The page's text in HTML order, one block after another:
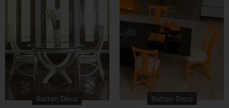
Rattan Deco Rattan Deco